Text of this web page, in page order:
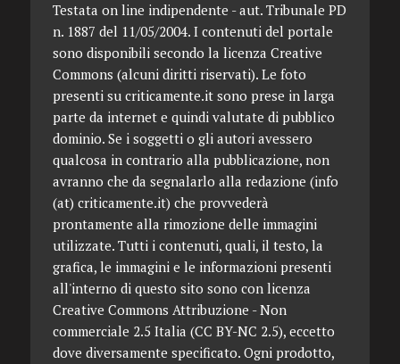
Testata on line indipendente - aut. Tribunale PD
n. 1887 del 11/05/2004. I contenuti del portale
sono disponibili secondo la licenza Creative
Commons (alcuni diritti riservati). Le foto
presenti su criticamente.it sono prese in larga
parte da internet e quindi valutate di pubblico
dominio. Se i soggetti o gli autori avessero
qualcosa in contrario alla pubblicazione, non
avranno che da segnalarlo alla redazione (info
(at) criticamente.it) che provvederà
prontamente alla rimozione delle immagini
utilizzate. Tutti i contenuti, quali, il testo, la
grafica, le immagini e le informazioni presenti
all'interno di questo sito sono con licenza
Creative Commons Attribuzione - Non
commerciale 2.5 Italia (CC BY-NC 2.5), eccetto
dove diversamente specificato. Ogni prodotto,